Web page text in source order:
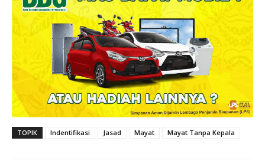
TOPIK Indentifikasi Jasad Mayat Mayat Tanpa Kepala